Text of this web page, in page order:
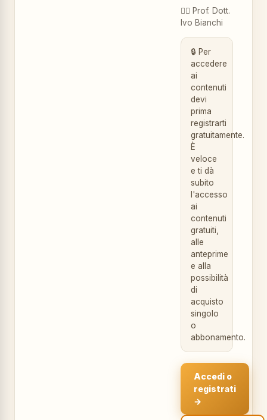
👨‍⚕️ Prof. Dott.
Ivo Bianchi
🔒 Per
accedere
ai
contenuti
devi
prima
registrarti
gratuitamente.
È
veloce
e ti dà
subito
l'accesso
ai
contenuti
gratuiti,
alle
anteprime
e alla
possibilità
di
acquisto
singolo
o
abbonamento.
Accedi o
registrati
→